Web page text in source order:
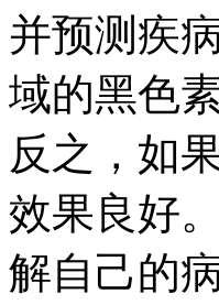
并预测疾
域的黑色
反之，如
效果良好
解自己的